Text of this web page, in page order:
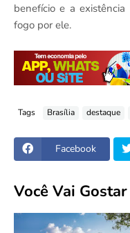
benefício e a
fogo por ele.
Tags Brasília destaque
Facebook
Você Vai Gostar